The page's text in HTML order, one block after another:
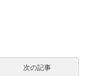
次の記事